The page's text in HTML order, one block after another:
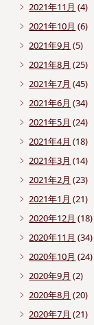
2021年11月 (4)
2021年10月 (6)
2021年9月 (5)
2021年8月 (25)
2021年7月 (45)
2021年6月 (34)
2021年5月 (24)
2021年4月 (18)
2021年3月 (14)
2021年2月 (23)
2021年1月 (21)
2020年12月 (18)
2020年11月 (34)
2020年10月 (24)
2020年9月 (2)
2020年8月 (20)
2020年7月 (21)